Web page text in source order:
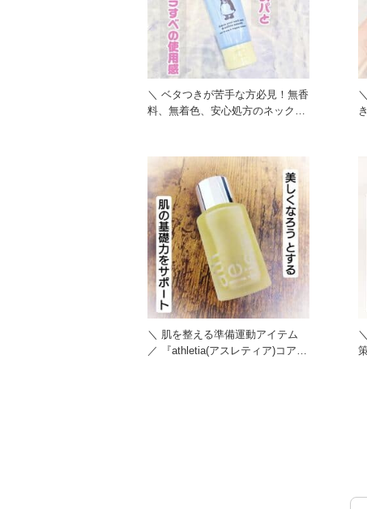
＼ ベタつきが苦手な方必見！無香
料、無着色、安心処方のネック＆
＼ 肌を整える準備運動アイテム
／ 『athletia(アスレティア)コアバ
策！